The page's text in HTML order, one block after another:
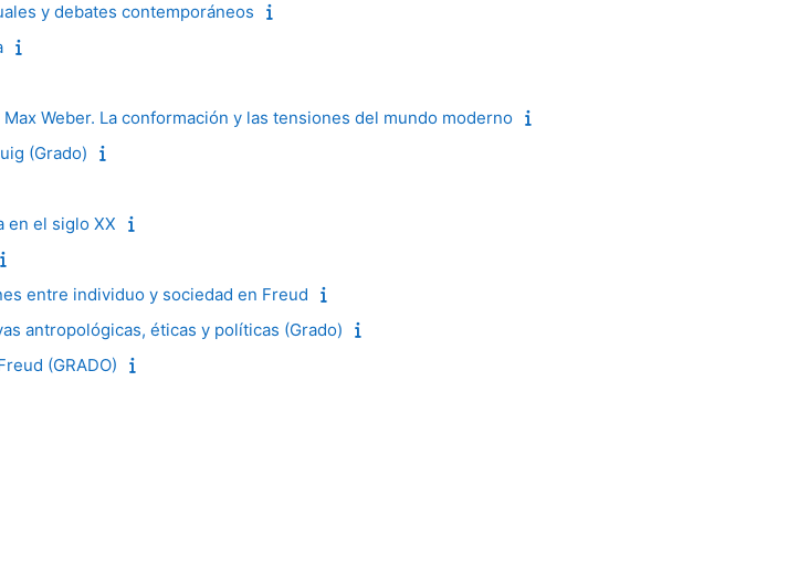
y debates contemporáneos
Weber. La conformación y las tensiones del mundo moderno
(Grado)
en el siglo XX
entre individuo y sociedad en Freud
antropológicas, éticas y políticas (Grado)
(GRADO)